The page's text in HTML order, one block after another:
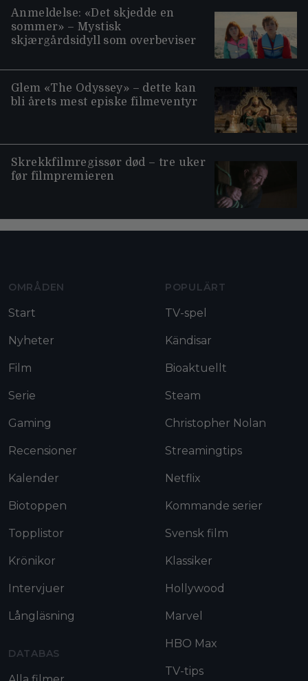
Anmeldelse: «Det skjedde en
sommer» – Mystisk
skjærgårdsidyll som overbeviser
Glem «The Odyssey» – dette kan
bli årets mest episke filmeventyr
Skrekkfilmregissør død – tre uker
før filmpremieren
OMRÅDEN
Start
Nyheter
Film
Serie
Gaming
Recensioner
Kalender
Biotoppen
Topplistor
Krönikor
Intervjuer
Långläsning
DATABAS
POPULÄRT
TV-spel
Kändisar
Bioaktuellt
Steam
Christopher Nolan
Streamingtips
Netflix
Kommande serier
Svensk film
Klassiker
Hollywood
Marvel
HBO Max
TV-tips